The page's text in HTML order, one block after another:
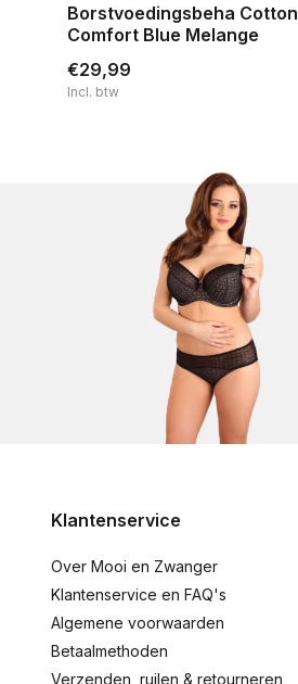
Borstvoedingsbeha Cotton
Comfort Blue Melange
€29,99
Incl. btw
Klantenservice
Over Mooi en Zwanger
Klantenservice en FAQ's
Algemene voorwaarden
Betaalmethoden
Verzenden, ruilen & retourneren